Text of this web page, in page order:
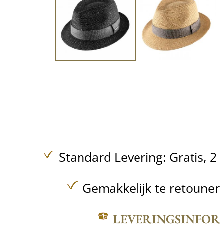
Standard Levering: Gratis,
Gemakkelijk te